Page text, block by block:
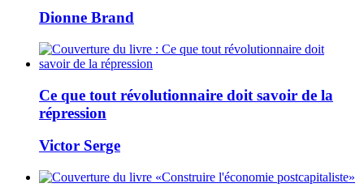
Dionne Brand
Ce que tout révolutionnaire doit savoir de la
répression
Victor Serge